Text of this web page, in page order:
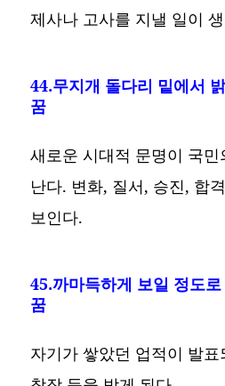
제사나 고사를 지낼 일이
44.무지개 돌다리 밑에서
꿈
새로운 시대적 문명이 국
난다. 변화, 질서, 승진, 합
보인다.
45.까마득하게 보일 정도
꿈
자기가 쌓았던 업적이 발